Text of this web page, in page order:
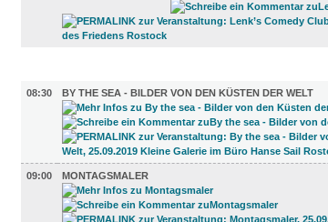
08:30
BY THE SEA - BILDER VON DEN KÜSTEN DER WELT
09:00 MONTAGSMALER